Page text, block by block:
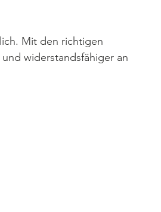
Mit den richtigen
widerstandsfähiger an